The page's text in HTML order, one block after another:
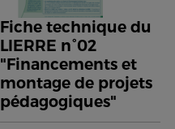
Fiche technique du
LIERRE n°02
"Financements et
montage de projets
pédagogiques"